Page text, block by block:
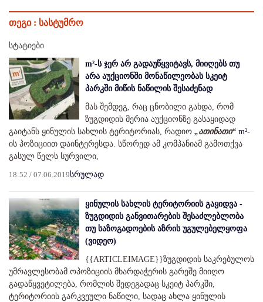
თეგი : სასტუმრო
სტატიები
m²-ს ჯერ არ გადაუწყვიტავს, მიიღებს თუ
არა აუქციონში მონაწილეობას სკეიტ
პარკში მიწის ნაწილის შესაძენად
მას შემდეგ, რაც ცნობილი გახდა, რომ
ზუგდიდის მერია აუქციონზე გასაყიდად
გაიტანს ყინულის სახლის ტერიტორიას, რადიო „ათინათი“ m²-
ის პოზიციით დაინტერესდა. სწორედ ამ კომპანიამ გამოთქვა
გასულ წელს სურვილი,
18:52 / 07.06.2019სრულად
ყინულის სახლის ტერიტორიის გაყიდვა -
ზუგდიდის განვითარების შესაძლებლობა
თუ საზოგადოების აზრის უგულებელყოფა
(ვიდეო)
{{ARTICLEIMAGE}}ზუგდიდის საკრებულოს
უმრავლესობამ ოპოზიციის მხარდაჭერის გარეშე მიიღო
გადაწყვეტილება, რომლის შედეგადაც სკეიტ პარკში,
ტერიტორიის გარკვეული ნაწილი, სადაც ახლა ყინულის